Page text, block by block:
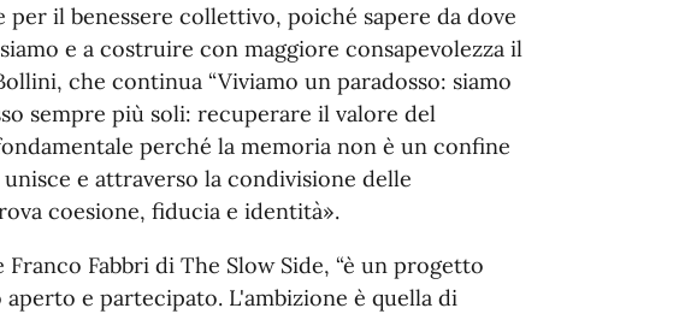
per il benessere collettivo, poiché sapere da dove
e a costruire con maggiore consapevolezza il
che continua “Viviamo un paradosso: siamo
sempre più soli: recuperare il valore del
perché la memoria non è un confine
e attraverso la condivisione delle
coesione, fiducia e identità».
Franco Fabbri di The Slow Side, “è un progetto
e partecipato. L'ambizione è quella di